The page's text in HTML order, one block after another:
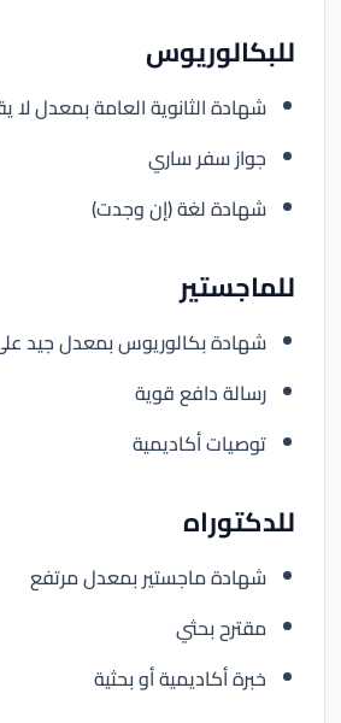
للبكالوريوس
شهادة الثانوية العامة بمعدل لا
جواز سفر ساري
شهادة لغة (إن وجدت)
للماجستير
شهادة بكالوريوس بمعدل جيد
رسالة دافع قوية
توصيات أكاديمية
للدكتوراه
شهادة ماجستير بمعدل مرتفع
مقترح بحثي
خبرة أكاديمية أو بحثية